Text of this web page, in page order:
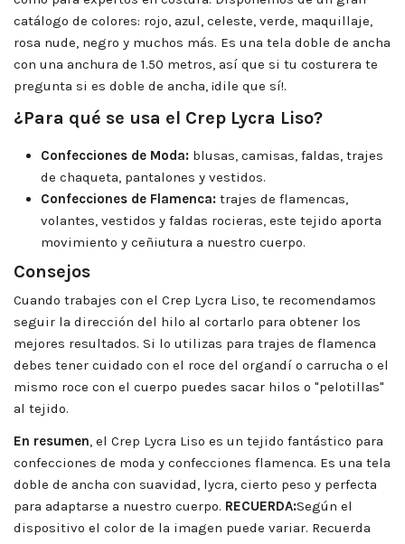
catálogo de colores: rojo, azul, celeste, verde, maquillaje,
rosa nude, negro y muchos más. Es una tela doble de ancha
con una anchura de 1.50 metros, así que si tu costurera te
pregunta si es doble de ancha, ¡dile que sí!.
¿Para qué se usa el Crep Lycra Liso?
Confecciones de Moda: blusas, camisas, faldas, trajes
de chaqueta, pantalones y vestidos.
Confecciones de Flamenca: trajes de flamencas,
volantes, vestidos y faldas rocieras, este tejido aporta
movimiento y ceñiutura a nuestro cuerpo.
Consejos
Cuando trabajes con el Crep Lycra Liso, te recomendamos
seguir la dirección del hilo al cortarlo para obtener los
mejores resultados. Si lo utilizas para trajes de flamenca
debes tener cuidado con el roce del organdí o carrucha o el
mismo roce con el cuerpo puedes sacar hilos o "pelotillas"
al tejido.
En resumen, el Crep Lycra Liso es un tejido fantástico para
confecciones de moda y confecciones flamenca. Es una tela
doble de ancha con suavidad, lycra, cierto peso y perfecta
para adaptarse a nuestro cuerpo. RECUERDA:Según el
dispositivo el color de la imagen puede variar. Recuerda